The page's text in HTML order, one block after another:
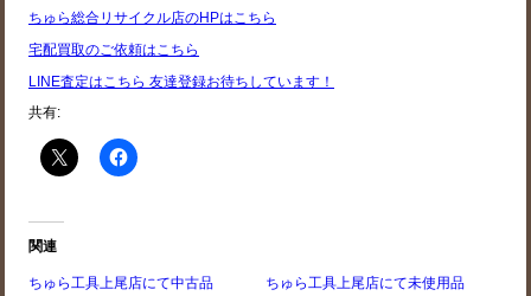
ちゅら総合リサイクル店のHPはこちら
宅配買取のご依頼はこちら
LINE査定はこちら 友達登録お待ちしています！
共有:
関連
ちゅら工具上尾店にて中古品
ちゅら工具上尾店にて未使用品